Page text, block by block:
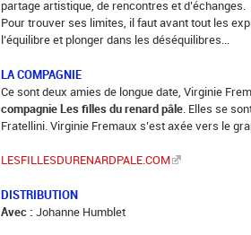
partage artistique, de rencontres et d’échanges.
Pour trouver ses limites, il faut avant tout les
l’équilibre et plonger dans les déséquilibres...
LA COMPAGNIE
Ce sont deux amies de longue date, Virginie
compagnie Les filles du renard pâle . Elles se
Fratellini. Virginie Fremaux s’est axée vers le
LESFILLESDURENARDPALE.COM
DISTRIBUTION
Avec : Johanne Humblet